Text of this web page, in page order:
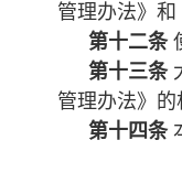
管理办法》
第十二条
第十三条
管理办法》
第十四条